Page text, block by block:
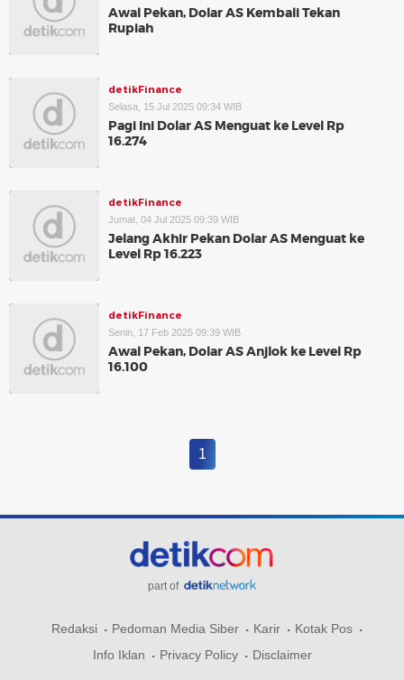
Awal Pekan, Dolar AS Kembali Tekan
Rupiah
detikFinance
Selasa, 15 Jul 2025 09:34 WIB
Pagi Ini Dolar AS Menguat ke Level Rp
16.274
detikFinance
Jumat, 04 Jul 2025 09:39 WIB
Jelang Akhir Pekan Dolar AS Menguat ke
Level Rp 16.223
detikFinance
Senin, 17 Feb 2025 09:39 WIB
Awal Pekan, Dolar AS Anjlok ke Level Rp
16.100
1
part of
Redaksi Pedoman Media Siber Karir
Kotak Pos
Info Iklan
Privacy Policy Disclaimer